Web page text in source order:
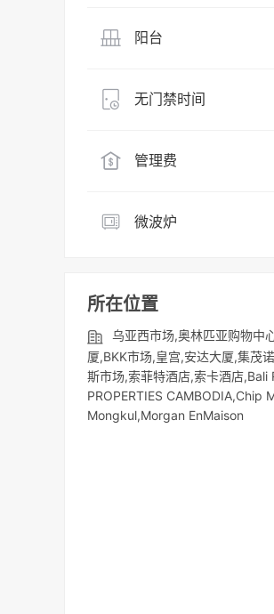
阳台
无门禁时间
管理费
微波炉
所在位置
乌亚西市场,奥林匹亚购物中
厦,BKK市场,皇宫,安达大厦,集茂
斯市场,索菲特酒店,索卡酒店
PROPERTIES
Mongkul,Morgan EnMaison